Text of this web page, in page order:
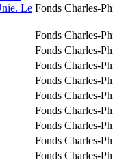
Le Fonds Charles-
Fonds Charles-
Fonds Charles-
Fonds Charles-
Fonds Charles-
Fonds Charles-
Fonds Charles-
Fonds Charles-
Fonds Charles-
Fonds Charles-